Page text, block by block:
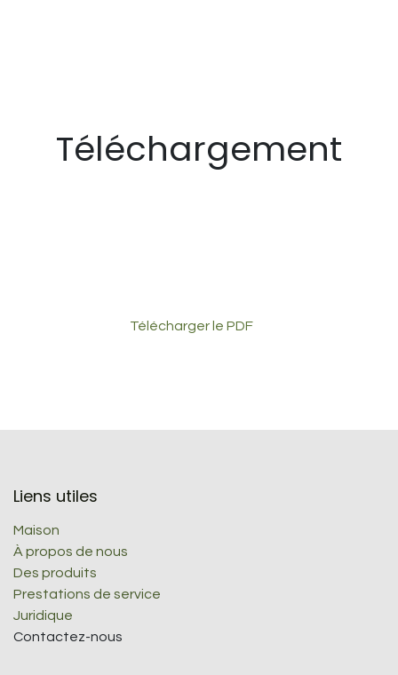
Téléchargement
Télécharger le PDF
Liens utiles
Maison
À propos de nous
Des produits
Prestations de service
Juridique
Contactez-nous